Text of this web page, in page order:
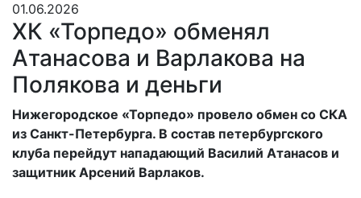
01.06.2026
ХК «Торпедо» обменял
Атанасова и Варлакова на
Полякова и деньги
Нижегородское «Торпедо» провело обмен со СКА
из Санкт-Петербурга. В состав петербургского
клуба перейдут нападающий Василий Атанасов и
защитник Арсений Варлаков.